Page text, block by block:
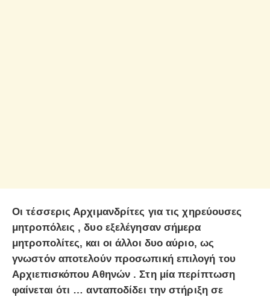
Οι τέσσερις Αρχιμανδρίτες για τις χηρεύουσες
μητροπόλεις , δυο εξελέγησαν σήμερα
μητροπολίτες, και οι άλλοι δυο αύριο, ως
γνωστόν αποτελούν προσωπική επιλογή του
Αρχιεπισκόπου Αθηνών . Στη μία περίπτωση
φαίνεται ότι … ανταποδίδει την στήριξη σε